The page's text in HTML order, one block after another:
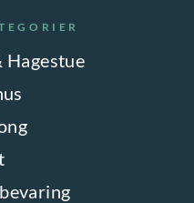
Hagestue